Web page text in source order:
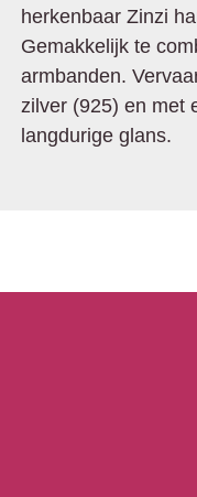
herkenbaar Zinzi
Gemakkelijk te
armbanden.
zilver (925) en met
langdurige glans.